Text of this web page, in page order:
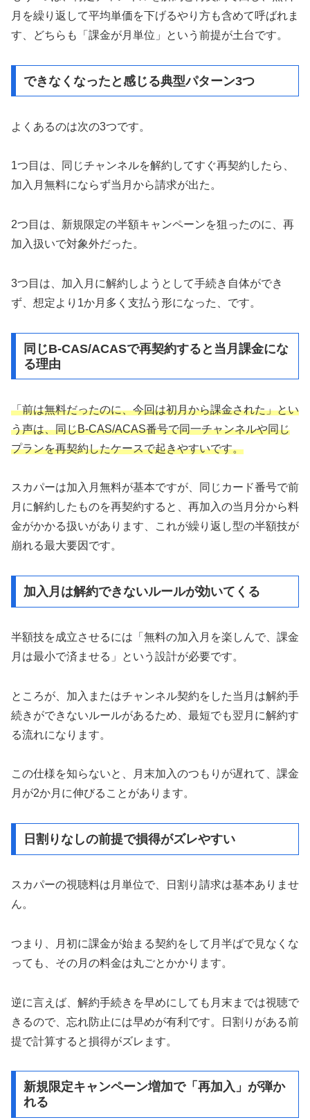
月を繰り返して平均単価を下げるやり方も含めて呼ばれま
す、どちらも「課金が月単位」という前提が土台です。
できなくなったと感じる典型パターン3つ
よくあるのは次の3つです。
1つ目は、同じチャンネルを解約してすぐ再契約したら、
加入月無料にならず当月から請求が出た。
2つ目は、新規限定の半額キャンペーンを狙ったのに、再
加入扱いで対象外だった。
3つ目は、加入月に解約しようとして手続き自体ができ
ず、想定より1か月多く支払う形になった、です。
同じB-CAS/ACASで再契約すると当月課金にな
る理由
「前は無料だったのに、今回は初月から課金された」とい
う声は、同じB-CAS/ACAS番号で同一チャンネルや同じ
プランを再契約したケースで起きやすいです。
スカパーは加入月無料が基本ですが、同じカード番号で前
月に解約したものを再契約すると、再加入の当月分から料
金がかかる扱いがあります、これが繰り返し型の半額技が
崩れる最大要因です。
加入月は解約できないルールが効いてくる
半額技を成立させるには「無料の加入月を楽しんで、課金
月は最小で済ませる」という設計が必要です。
ところが、加入またはチャンネル契約をした当月は解約手
続きができないルールがあるため、最短でも翌月に解約す
る流れになります。
この仕様を知らないと、月末加入のつもりが遅れて、課金
月が2か月に伸びることがあります。
日割りなしの前提で損得がズレやすい
スカパーの視聴料は月単位で、日割り請求は基本ありませ
ん。
つまり、月初に課金が始まる契約をして月半ばで見なくな
っても、その月の料金は丸ごとかかります。
逆に言えば、解約手続きを早めにしても月末までは視聴で
きるので、忘れ防止には早めが有利です。日割りがある前
提で計算すると損得がズレます。
新規限定キャンペーン増加で「再加入」が弾か
れる